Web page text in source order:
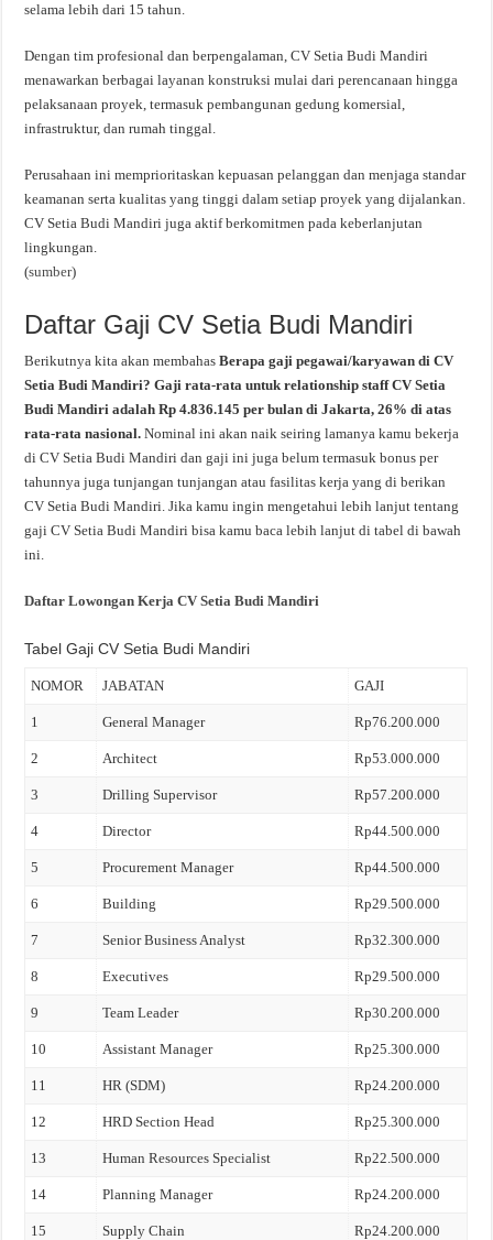
selama lebih dari 15 tahun.
Dengan tim profesional dan berpengalaman, CV Setia Budi Mandiri
menawarkan berbagai layanan konstruksi mulai dari perencanaan hingga
pelaksanaan proyek, termasuk pembangunan gedung komersial,
infrastruktur, dan rumah tinggal.
Perusahaan ini memprioritaskan kepuasan pelanggan dan menjaga standar
keamanan serta kualitas yang tinggi dalam setiap proyek yang dijalankan.
CV Setia Budi Mandiri juga aktif berkomitmen pada keberlanjutan
lingkungan.
(sumber)
Daftar Gaji CV Setia Budi Mandiri
Berikutnya kita akan membahasBerapa gaji pegawai/karyawan di CV
Setia Budi Mandiri? Gaji rata-rata untuk relationship staff CV Setia
Budi Mandiri adalah Rp 4.836.145 per bulan di Jakarta, 26% di atas
rata-rata nasional.Nominal ini akan naik seiring lamanya kamu bekerja
di CV Setia Budi Mandiri dan gaji ini juga belum termasuk bonus per
tahunnya juga tunjangan tunjangan atau fasilitas kerja yang di berikan
CV Setia Budi Mandiri. Jika kamu ingin mengetahui lebih lanjut tentang
gaji CV Setia Budi Mandiri bisa kamu baca lebih lanjut di tabel di bawah
ini.
Daftar Lowongan Kerja CV Setia Budi Mandiri
Tabel Gaji CV Setia Budi Mandiri
NOMOR JABATAN GAJI
1 General Manager Rp76.200.000
2 Architect Rp53.000.000
3 Drilling Supervisor Rp57.200.000
4 Director Rp44.500.000
5 Procurement Manager Rp44.500.000
6 Building Rp29.500.000
7 Senior Business Analyst Rp32.300.000
8 Executives Rp29.500.000
9 Team Leader Rp30.200.000
10 Assistant Manager Rp25.300.000
11 HR (SDM) Rp24.200.000
12 HRD Section Head Rp25.300.000
13 Human Resources Specialist Rp22.500.000
14 Planning Manager Rp24.200.000
15 Supply Chain Rp24.200.000